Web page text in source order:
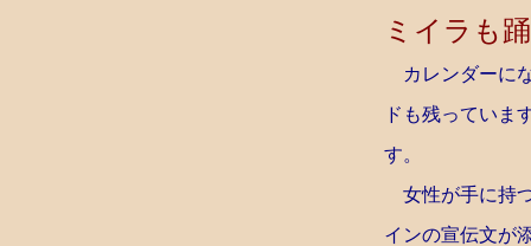
ミイラも
カレンダーに
ドも残っていま
す。
女性が手に持
インの宣伝文が